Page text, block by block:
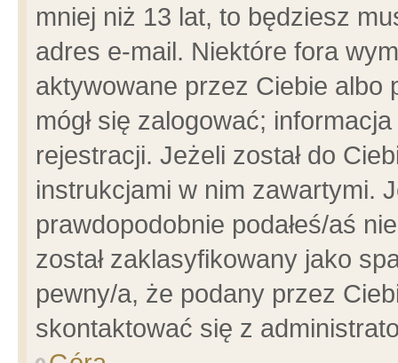
mniej niż 13 lat, to będziesz
adres e-mail. Niektóre fora
aktywowane przez Ciebie albo
mógł się zalogować;
rejestracji. Jeżeli został do
instrukcjami w nim zawartymi.
prawdopodobnie podałeś/aś
został zaklasyfikowany jako
pewny/a, że podany przez
skontaktować się z